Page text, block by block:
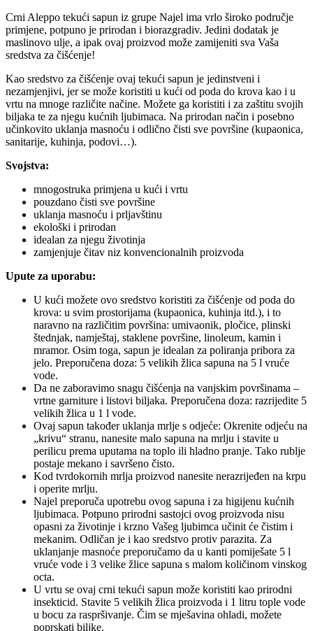
Crni Aleppo tekući sapun iz grupe Najel ima vrlo široko područje
primjene, potpuno je prirodan i biorazgradiv. Jedini dodatak je
maslinovo ulje, a ipak ovaj proizvod može zamijeniti sva Vaša
sredstva za čišćenje!
Kao sredstvo za čišćenje ovaj tekući sapun je jedinstveni i
nezamjenjivi, jer se može koristiti u kući od poda do krova kao i u
vrtu na mnoge različite načine. Možete ga koristiti i za zaštitu svojih
biljaka te za njegu kućnih ljubimaca. Na prirodan način i posebno
učinkovito uklanja masnoću i odlično čisti sve površine (kupaonica,
sanitarije, kuhinja, podovi…).
Svojstva:
mnogostruka primjena u kući i vrtu
pouzdano čisti sve površine
uklanja masnoću i prljavštinu
ekološki i prirodan
idealan za njegu životinja
zamjenjuje čitav niz konvencionalnih proizvoda
Upute za uporabu:
U kući možete ovo sredstvo koristiti za čišćenje od poda do
krova: u svim prostorijama (kupaonica, kuhinja itd.), i to
naravno na različitim površina: umivaonik, pločice, plinski
štednjak, namještaj, staklene površine, linoleum, kamin i
mramor. Osim toga, sapun je idealan za poliranja pribora za
jelo. Preporučena doza: 5 velikih žlica sapuna na 5 l vruće
vode.
Da ne zaboravimo snagu čišćenja na vanjskim površinama –
vrtne garniture i listovi biljaka. Preporučena doza: razrijedite 5
velikih žlica u 1 l vode.
Ovaj sapun također uklanja mrlje s odjeće: Okrenite odjeću na
„krivu“ stranu, nanesite malo sapuna na mrlju i stavite u
perilicu prema uputama na toplo ili hladno pranje. Tako rublje
postaje mekano i savršeno čisto.
Kod tvrdokornih mrlja proizvod nanesite nerazrijeđen na krpu
i operite mrlju.
Najel preporuča upotrebu ovog sapuna i za higijenu kućnih
ljubimaca. Potpuno prirodni sastojci ovog proizvoda nisu
opasni za životinje i krzno Vašeg ljubimca učinit će čistim i
mekanim. Odličan je i kao sredstvo protiv parazita. Za
uklanjanje masnoće preporučamo da u kanti pomiješate 5 l
vruće vode i 3 velike žlice sapuna s malom količinom vinskog
octa.
U vrtu se ovaj crni tekući sapun može koristiti kao prirodni
insekticid. Stavite 5 velikih žlica proizvoda i 1 litru tople vode
u bocu za raspršivanje. Čim se mješavina ohladi, možete
poprskati biljke.